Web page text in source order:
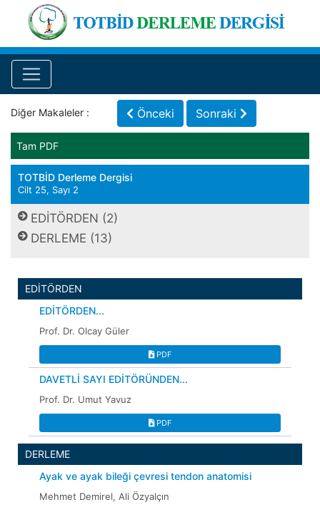
Diğer Makaleler : Önceki Sonraki
Tam PDF
TOTBİD Derleme Dergisi
Cilt 25, Sayı 2
EDİTÖRDEN (2)
DERLEME (13)
EDİTÖRDEN
EDİTÖRDEN...
Prof. Dr. Olcay Güler
PDF
DAVETLİ SAYI EDİTÖRÜNDEN...
Prof. Dr. Umut Yavuz
PDF
DERLEME
Ayak ve ayak bileği çevresi tendon anatomisi
Mehmet Demirel, Ali Özyalçın